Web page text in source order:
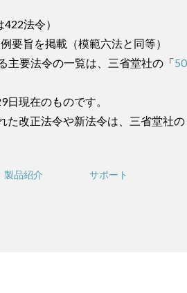
法令）
要旨を掲載（模範六法と同等）
主要法令の一覧は、三省堂社の「
現在のものです。
た改正法令や新法令は、三省堂社の
製品紹介 サポート